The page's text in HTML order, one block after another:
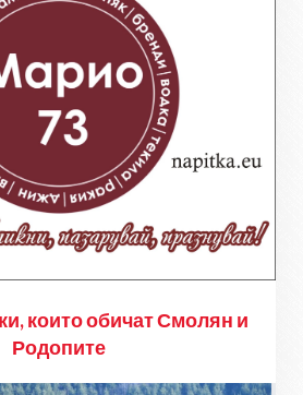
които обичат Смолян и
Родопите